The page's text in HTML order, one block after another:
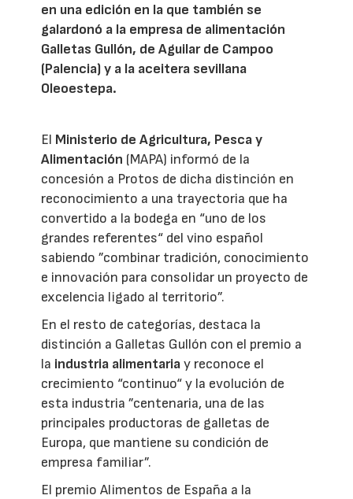
en una edición en la que también se
galardonó a la empresa de alimentación
Galletas Gullón, de Aguilar de Campoo
(Palencia) y a la aceitera sevillana
Oleoestepa.
El Ministerio de Agricultura, Pesca y
Alimentación (MAPA) informó de la
concesión a Protos de dicha distinción en
reconocimiento a una trayectoria que ha
convertido a la bodega en “uno de los
grandes referentes“ del vino español
sabiendo ”combinar tradición, conocimiento
e innovación para consolidar un proyecto de
excelencia ligado al territorio”.
En el resto de categorías, destaca la
distinción a Galletas Gullón con el premio a
la industria alimentariay reconoce el
crecimiento “continuo“ y la evolución de
esta industria ”centenaria, una de las
principales productoras de galletas de
Europa, que mantiene su condición de
empresa familiar”.
El premio Alimentos de España a la